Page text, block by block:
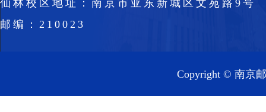
仙林校区地址：南京市亚东新城区文苑路9号
邮编：210023
Copyright © 南京